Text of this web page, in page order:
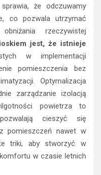
że odczuwamy
co pozwala utrzymać
rzeczywistej
jest, że istnieje
w implementacji
pomieszczenia bez
Optymalizacja
zarządzanie izolacją
powietrza to
cieszyć się
pomieszczeń nawet w
triki, aby stworzyć w
w czasie letnich